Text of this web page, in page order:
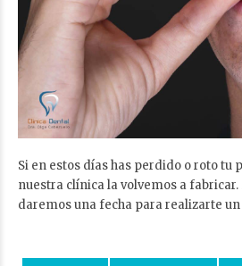
Si en estos días has perdido o roto tu
nuestra clínica la volvemos a
daremos una fecha para realizarte un